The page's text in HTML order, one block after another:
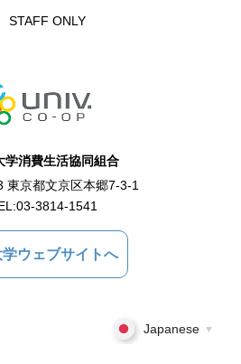
STAFF ONLY
学消費生活協同組合
東京都文京区本郷7-3-1
03-3814-1541
ウェブサイトへ
Japanese ▼